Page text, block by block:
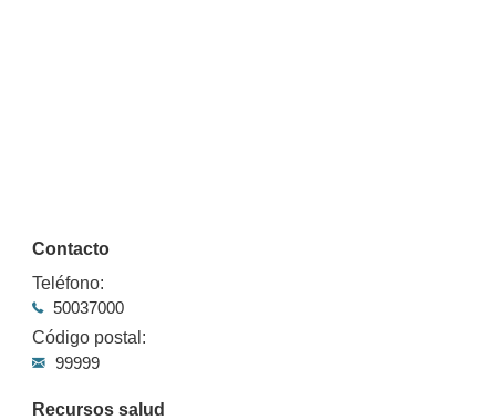
Contacto
Teléfono:
50037000
Código postal:
99999
Recursos salud